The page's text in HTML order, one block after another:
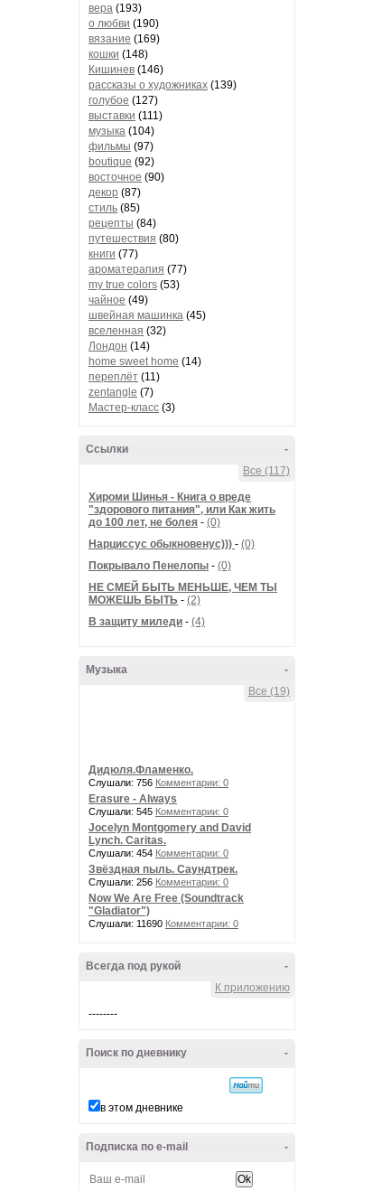
вера (193)
о любви (190)
вязание (169)
кошки (148)
Кишинев (146)
рассказы о художниках (139)
голубое (127)
выставки (111)
музыка (104)
фильмы (97)
boutique (92)
восточное (90)
декор (87)
стиль (85)
рецепты (84)
путешествия (80)
книги (77)
ароматерапия (77)
my true colors (53)
чайное (49)
швейная машинка (45)
вселенная (32)
Лондон (14)
home sweet home (14)
переплёт (11)
zentangle (7)
Мастер-класс (3)
-
Ссылки
Все (117)
Хироми Шинья - Книга о вреде
"здорового питания", или Как жить
до 100 лет, не болея - (0)
Нарциссус обыкновенус))) - (0)
Покрывало Пенелопы - (0)
НЕ СМЕЙ БЫТЬ МЕНЬШЕ, ЧЕМ ТЫ
МОЖЕШЬ БЫТЬ - (2)
В защиту миледи - (4)
-
Музыка
Все (19)
Дидюля.Фламенко.
Слушали: 756 Комментарии: 0
Erasure - Always
Слушали: 545 Комментарии: 0
Jocelyn Montgomery and David
Lynch. Caritas.
Слушали: 454 Комментарии: 0
Звёздная пыль. Саундтрек.
Слушали: 256 Комментарии: 0
Now We Are Free (Soundtrack
"Gladiator")
Слушали: 11690 Комментарии: 0
-
Всегда под рукой
К приложению
--------
-
Поиск по дневнику
в этом дневнике
-
Подписка по e-mail